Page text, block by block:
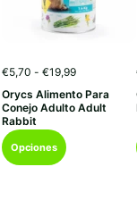
€5,70 - €19,99Rango
precios:
desde
Orycs Alimento Para
Conejo Adulto Adult
Rabbit
Opciones
Este
producto